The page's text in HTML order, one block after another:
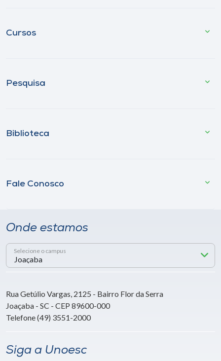
Cursos
Pesquisa
Biblioteca
Fale Conosco
Onde estamos
Selecione o campus
Rua Getúlio Vargas, 2125 - Bairro Flor da Serra
Joaçaba - SC - CEP 89600-000
Telefone (49) 3551-2000
Siga a Unoesc